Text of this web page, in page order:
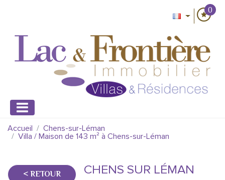
0
Accueil
Chens-sur-Léman
Villa / Maison de 143 m² à Chens-sur-Léman
< RETOUR CHENS SUR LÉMAN